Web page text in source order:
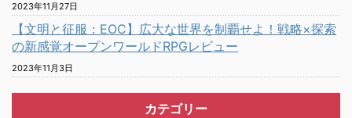
2023年11月27日
【文明と征服：EOC】広大な世界を制覇せよ！戦略×探索
の新感覚オープンワールドRPGレビュー
2023年11月3日
カテゴリー